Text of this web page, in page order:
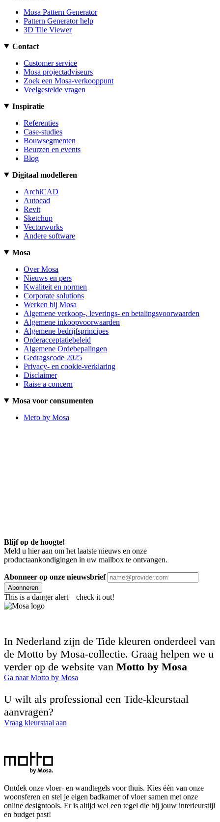
Mosa Pattern Generator
Pattern Generator help
3D Tile Viewer
Contact
Customer service
Mosa projectadviseurs
Zoek een Mosa-verkooppunt
Veelgestelde vragen
Inspiratie
Referenties
Case-studies
Bouwsegmenten
Beurzen en events
Blog
Digitaal modelleren
ArchiCAD
Autocad
Revit
Sketchup
Vectorworks
Andere software
Mosa
Over Mosa
Nieuws en pers
Kwaliteit en normen
Corporate solutions
Werken bij Mosa
Algemene verkoop-, leverings- en betalingsvoorwaarden
Algemene inkoopvoorwaarden
Algemene bedrijfsprincipes
Orderacceptatiebeleid
Algemene Ordebepalingen
Gedragscode 2025
Privacy- en cookie-verklaring
Disclaimer
Raise a concern
Mosa voor consumenten
Mero by Mosa
Blijf op de hoogte!
Meld u hier aan om het laatste nieuws en onze
productaankondigingen in uw mailbox te ontvangen.
Abonneer op onze nieuwsbrief
Abonneren
This is a danger alert—check it out!
In Nederland zijn de Tide kleuren onderdeel van
de Motto by Mosa-collectie. Graag helpen we u
verder op de website van Motto by Mosa
Ga naar Motto by Mosa
U wilt als professional een Tide-kleurstaal
aanvragen?
Vraag kleurstaal aan
Ontdek onze vloer- en wandtegels voor thuis. Kies één van onze
woonsferen en stel je eigen badkamer of vloer samen met onze
online designtools. Er is altijd wel een tegel die bij jouw interieurstijl
en budget past!